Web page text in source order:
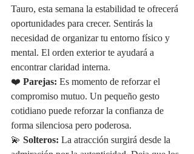
Tauro, esta semana la estabilidad te ofrecerá
oportunidades para crecer. Sentirás la
necesidad de organizar tu entorno físico y
mental. El orden exterior te ayudará a
encontrar claridad interna.
❤️ Parejas: Es momento de reforzar el
compromiso mutuo. Un pequeño gesto
cotidiano puede reforzar la confianza de
forma silenciosa pero poderosa.
💫 Solteros: La atracción surgirá desde la